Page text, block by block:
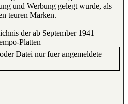
und Werbung gelegt wurde, als
teuren Marken.
der ab September 1941
Platten
Datei nur fuer angemeldete